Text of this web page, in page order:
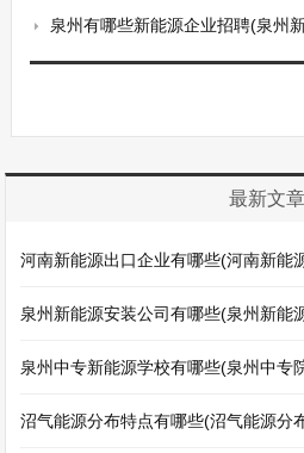
泉州有哪些新能源企业招聘(泉州
最新文章
河南新能源出口企业有哪些(河南新能
泉州新能源安装公司有哪些(泉州新能
泉州中专新能源学校有哪些(泉州中专
沼气能源分布特点有哪些(沼气能源分